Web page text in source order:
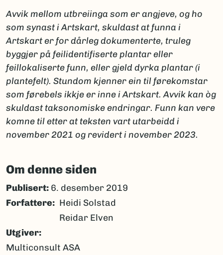
Avvik mellom utbreiinga som er angjeve, og ho
som synast i Artskart, skuldast at funna i
Artskart er for dårleg dokumenterte, truleg
byggjer på feilidentifiserte plantar eller
feillokaliserte funn, eller gjeld dyrka plantar (i
plantefelt). Stundom kjenner ein til førekomstar
som førebels ikkje er inne i Artskart. Avvik kan òg
skuldast taksonomiske endringar. Funn kan vere
komne til etter at teksten vart utarbeidd i
november 2021 og revidert i november 2023.
Om denne siden
Publisert: 6. desember 2019
Forfattere
Heidi Solstad
Reidar Elven
Utgiver
Multiconsult ASA